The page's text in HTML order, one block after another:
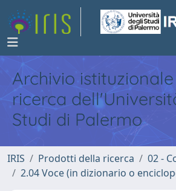
Archivio
ricerca
Studi di Palermo
IRIS Prodotti della ricerca
02 -
2.04 Voce (in dizionario o